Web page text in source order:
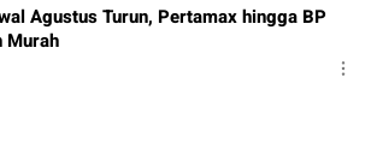
Agustus Turun, Pertamax hingga BP
Murah